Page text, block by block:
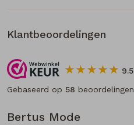
Bertus Mode
Klantbeoordelingen
9.5
Gebaseerd op 58 beoordelingen